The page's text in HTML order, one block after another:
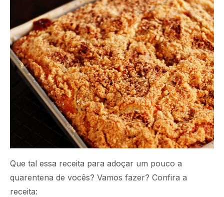
Que tal essa receita para adoçar um pouco a
quarentena de vocês? Vamos fazer? Confira a
receita: